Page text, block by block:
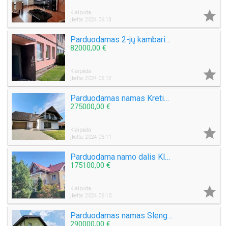
Klaipėda
Įkelta: 2024 06 13

Parduodamas 2-jų kambarių butas Tulpių g.
82000,00 €
Klaipėda
Įkelta: 2024 06 12

Parduodamas namas Kretingos mieste
275000,00 €
Klaipėda
Įkelta: 2024 06 11

Parduodama namo dalis Klaipėdos mieste
175100,00 €
Klaipėda
Įkelta: 2024 06 10

Parduodamas namas Slengiuose
290000,00 €